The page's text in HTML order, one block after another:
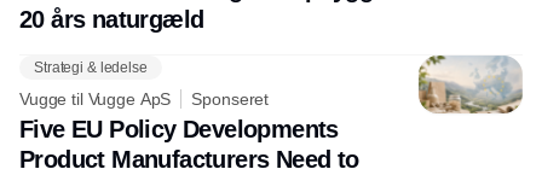
20 års naturgæld
Strategi & ledelse
Vugge til Vugge ApS Sponseret
Five EU Policy Developments
Product Manufacturers Need to